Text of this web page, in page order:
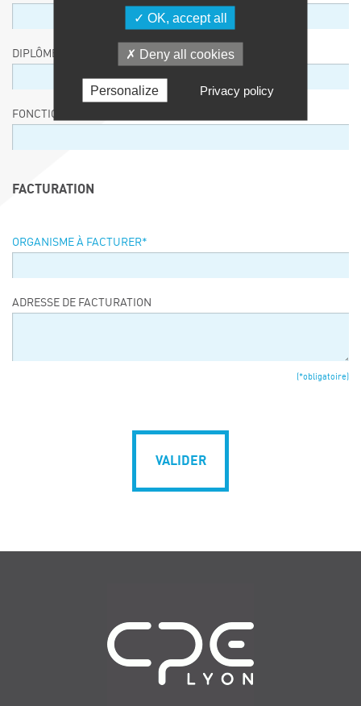
DIPLÔME / EQUIVALENCE / NIVEAU
FONCTION
FACTURATION
ORGANISME À FACTURER*
ADRESSE DE FACTURATION
(*obligatoire)
VALIDER
OK, accept all
Deny all cookies
Personalize Privacy policy